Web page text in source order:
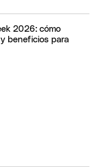
2026: cómo
beneficios para